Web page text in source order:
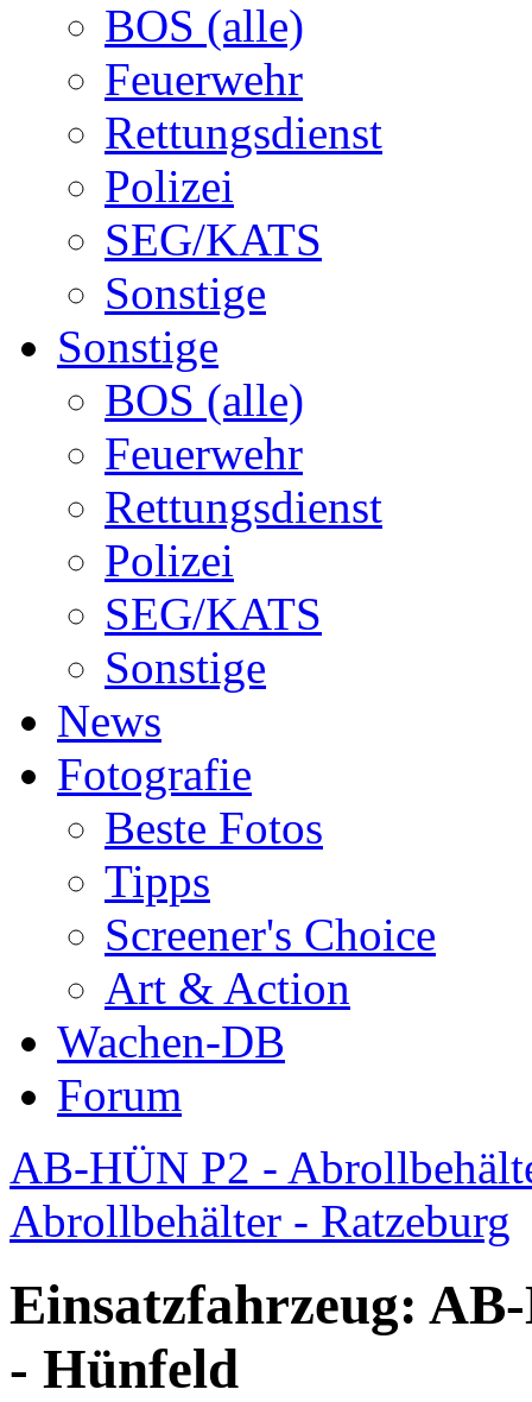
BOS (alle)
Feuerwehr
Rettungsdienst
Polizei
SEG/KATS
Sonstige
Sonstige
BOS (alle)
Feuerwehr
Rettungsdienst
Polizei
SEG/KATS
Sonstige
News
Fotografie
Beste Fotos
Tipps
Screener's Choice
Art & Action
Wachen-DB
Forum
AB-HÜN P2 -
Abrollbehälter - Ratzeburg
Einsatzfahrzeug:
- Hünfeld